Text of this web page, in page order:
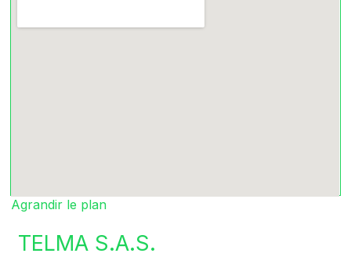
Agrandir le plan
TELMA S.A.S.